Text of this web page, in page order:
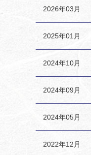
2026年03月
2025年01月
2024年10月
2024年09月
2024年05月
2022年12月